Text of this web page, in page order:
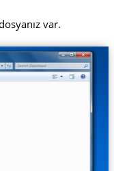
var.